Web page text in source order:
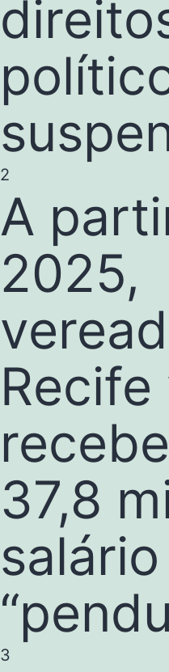
2
A
2025,
Recife
37,8
3